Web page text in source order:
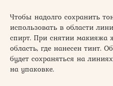
Чтобы надолго сохранить
использовать в области
спирт. При снятии макияжа
область, где нанесен тинт.
будет сохраняться на
на упаковке.